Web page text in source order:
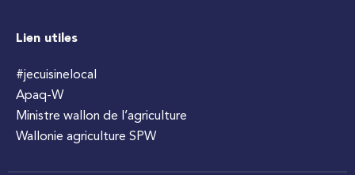
Lien utiles
#jecuisinelocal
Apaq-W
Ministre wallon de l’agriculture
Wallonie agriculture SPW